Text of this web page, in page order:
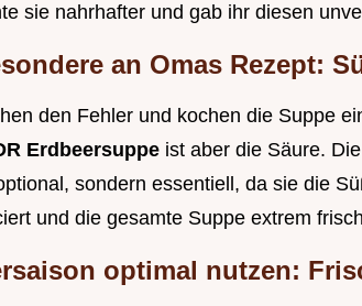
sie nahrhafter und gab ihr diesen
an Omas Rezept:
den Fehler und kochen die Suppe
Erdbeersuppe ist aber die Säure.
sondern essentiell, da sie die
und die gesamte Suppe extrem
optimal nutzen: